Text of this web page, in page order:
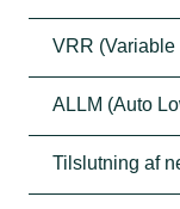
VRR
ALLM (Auto
Tilslutning af